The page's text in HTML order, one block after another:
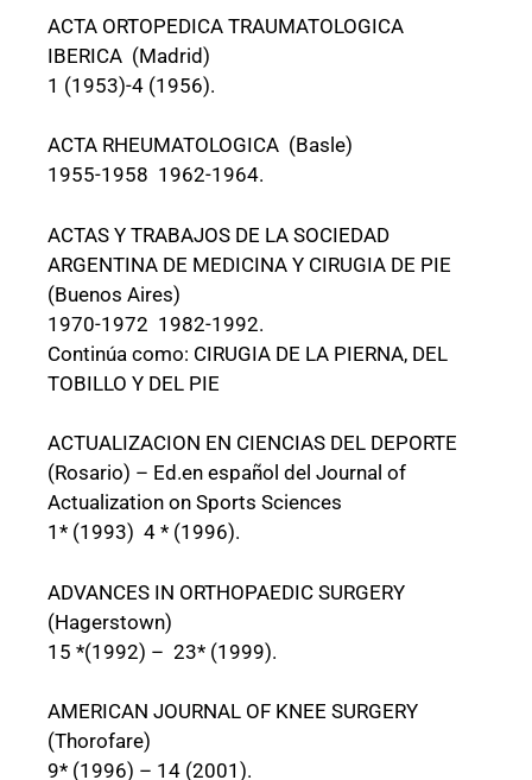
ACTA ORTOPEDICA TRAUMATOLOGICA
IBERICA (Madrid)
1 (1953)-4 (1956).
ACTA RHEUMATOLOGICA (Basle)
1955-1958 1962-1964.
ACTAS Y TRABAJOS DE LA SOCIEDAD
ARGENTINA DE MEDICINA Y CIRUGIA DE PIE
(Buenos Aires)
1970-1972 1982-1992.
Continúa como: CIRUGIA DE LA PIERNA, DEL
TOBILLO Y DEL PIE
ACTUALIZACION EN CIENCIAS DEL DEPORTE
(Rosario) – Ed.en español del Journal of
Actualization on Sports Sciences
1* (1993) 4 * (1996).
ADVANCES IN ORTHOPAEDIC SURGERY
(Hagerstown)
15 *(1992) – 23* (1999).
AMERICAN JOURNAL OF KNEE SURGERY
(Thorofare)
9* (1996) – 14 (2001).